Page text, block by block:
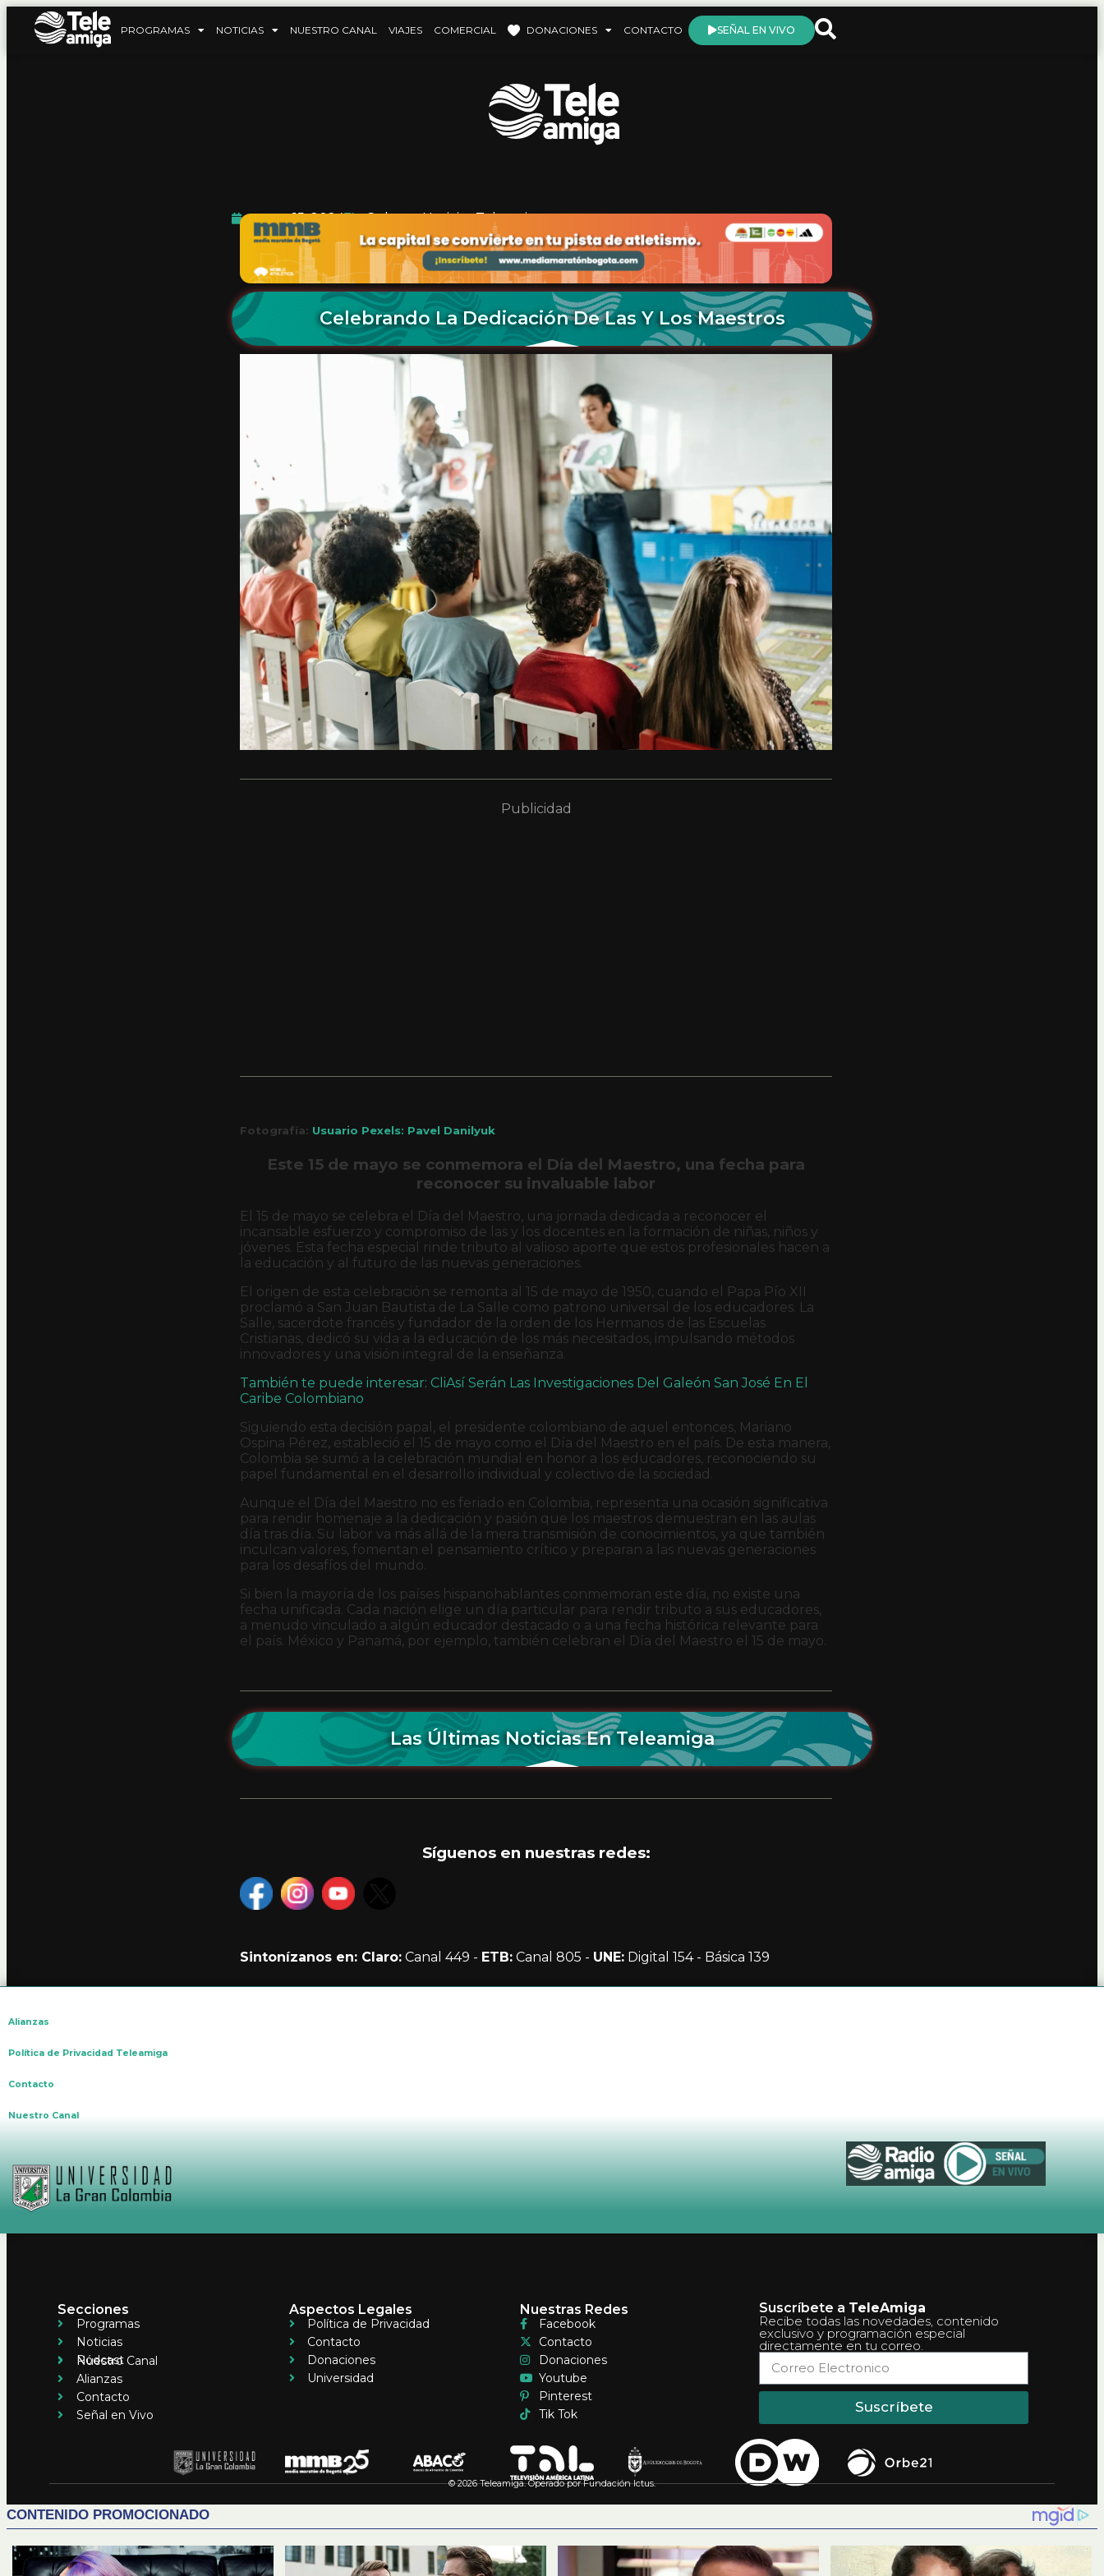
PROGRAMAS NOTICIAS NUESTRO CANAL VIAJES COMERCIAL DONACIONES CONTACTO SEÑAL EN VIVO
mayo 15, 2024 Cultura,Noticias Teleamiga
Celebrando La Dedicación De Las Y Los Maestros
Publicidad
Fotografía: Usuario Pexels: Pavel Danilyuk
Este 15 de mayo se conmemora el Día del Maestro, una fecha para
reconocer su invaluable labor
El 15 de mayo se celebra el Día del Maestro, una jornada dedicada a reconocer el
incansable esfuerzo y compromiso de las y los docentes en la formación de niñas, niños y
jóvenes. Esta fecha especial rinde tributo al valioso aporte que estos profesionales hacen a
la educación y al futuro de las nuevas generaciones.
El origen de esta celebración se remonta al 15 de mayo de 1950, cuando el Papa Pío XII
proclamó a San Juan Bautista de La Salle como patrono universal de los educadores. La
Salle, sacerdote francés y fundador de la orden de los Hermanos de las Escuelas
Cristianas, dedicó su vida a la educación de los más necesitados, impulsando métodos
innovadores y una visión integral de la enseñanza.
También te puede interesar: CliAsí Serán Las Investigaciones Del Galeón San José En El
Caribe Colombiano
Siguiendo esta decisión papal, el presidente colombiano de aquel entonces, Mariano
Ospina Pérez, estableció el 15 de mayo como el Día del Maestro en el país. De esta manera,
Colombia se sumó a la celebración mundial en honor a los educadores, reconociendo su
papel fundamental en el desarrollo individual y colectivo de la sociedad.
Aunque el Día del Maestro no es feriado en Colombia, representa una ocasión significativa
para rendir homenaje a la dedicación y pasión que los maestros demuestran en las aulas
día tras día. Su labor va más allá de la mera transmisión de conocimientos, ya que también
inculcan valores, fomentan el pensamiento crítico y preparan a las nuevas generaciones
para los desafíos del mundo.
Si bien la mayoría de los países hispanohablantes conmemoran este día, no existe una
fecha unificada. Cada nación elige un día particular para rendir tributo a sus educadores,
a menudo vinculado a algún educador destacado o a una fecha histórica relevante para
el país. México y Panamá, por ejemplo, también celebran el Día del Maestro el 15 de mayo.
Las Últimas Noticias En Teleamiga
Síguenos en nuestras redes:
Sintonízanos en: Claro: Canal 449 - ETB: Canal 805 - UNE: Digital 154 - Básica 139
Alianzas
Política de Privacidad Teleamiga
Contacto
Nuestro Canal
Secciones
Programas
Noticias
Pódcast
Nuestro Canal
Alianzas
Contacto
Señal en Vivo
Aspectos Legales
Política de Privacidad
Contacto
Donaciones
Universidad
Nuestras Redes
Facebook
Contacto
Donaciones
Youtube
Pinterest
Tik Tok
Suscríbete a TeleAmiga
Recibe todas las novedades, contenido
exclusivo y programación especial
directamente en tu correo.
Suscríbete
© 2026 Teleamiga. Operado por Fundación Ictus.